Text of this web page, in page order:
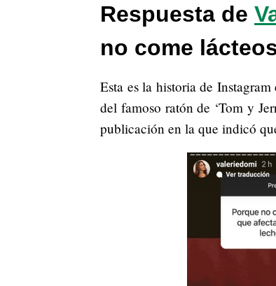
Respuesta de
no come
Esta es la historia de
del famoso ratón de ‘Tom y
publicación en la que indicó